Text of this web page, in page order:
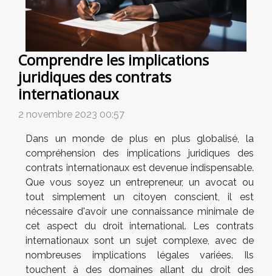
Comprendre les implications
juridiques des contrats
internationaux
2 novembre 2023 00:57
Dans un monde de plus en plus globalisé, la
compréhension des implications juridiques des
contrats internationaux est devenue indispensable.
Que vous soyez un entrepreneur, un avocat ou
tout simplement un citoyen conscient, il est
nécessaire d'avoir une connaissance minimale de
cet aspect du droit international. Les contrats
internationaux sont un sujet complexe, avec de
nombreuses implications légales variées. Ils
touchent à des domaines allant du droit des